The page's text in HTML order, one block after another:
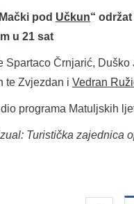
pod Učkun“
u 21 sat
Spartaco Črnjarić,
te Zvjezdan i Vedran
programa Matuljskih
Turistička zajednica